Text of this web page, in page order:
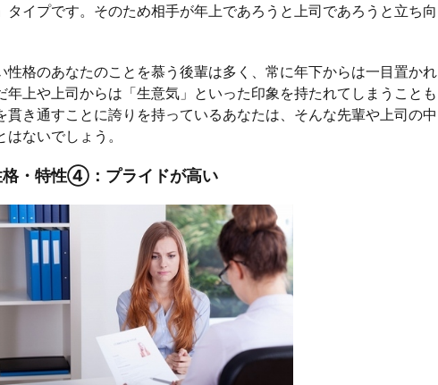
タイプです。そのため相手が年上であろうと上司であろうと立ち向
性格のあなたのことを慕う後輩は多く、常に年下からは一目置かれ
年上や上司からは「生意気」といった印象を持たれてしまうことも
貫き通すことに誇りを持っているあなたは、そんな先輩や上司の中
ないでしょう。
格・特性④：プライドが高い